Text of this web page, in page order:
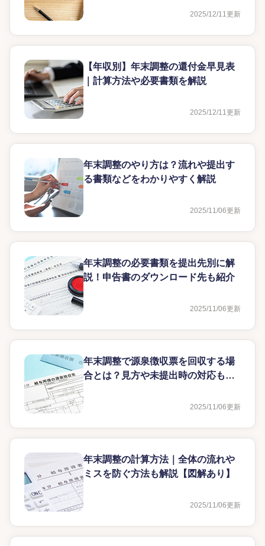
2025/12/11更新
【年収別】年末調整の還付金早見表
｜計算方法や必要書類を解説
2025/12/11更新
年末調整のやり方は？流れや提出す
る書類などをわかりやすく解説
2025/11/06更新
年末調整の必要書類を提出先別に解
説！申告書のダウンロード先も紹介
2025/11/06更新
年末調整で源泉徴収票を回収する場
合とは？見方や未提出時の対応も解
2025/11/06更新
年末調整の計算方法｜全体の流れや
ミスを防ぐ方法も解説【図解あり】
2025/11/06更新